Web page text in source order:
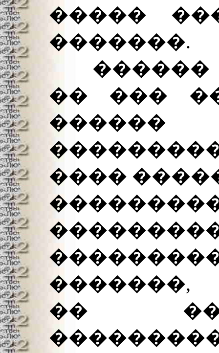
�����
�������.
������
�� ���
����
�������,
��